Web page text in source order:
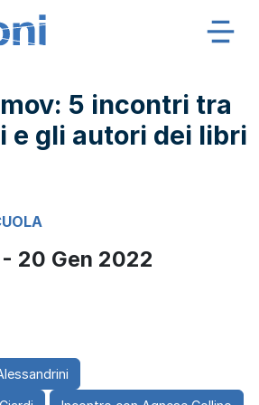
5 incontri tra
e gli autori dei libri
20 Gen 2022